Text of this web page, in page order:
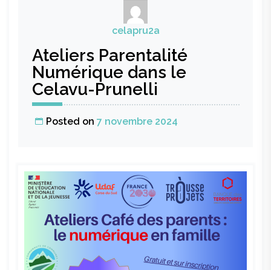
ALSH
celapru2a
Ateliers Parentalité
Numérique dans le
Celavu-Prunelli
Posted on 7 novembre 2024